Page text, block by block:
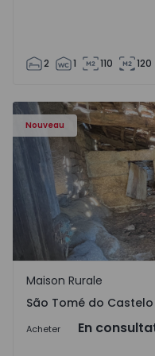
2 1 110 120
Nouveau
Maison Vila Real, São
São Tomé do Castelo
Maison Rurale
São Tomé do
Acheter En